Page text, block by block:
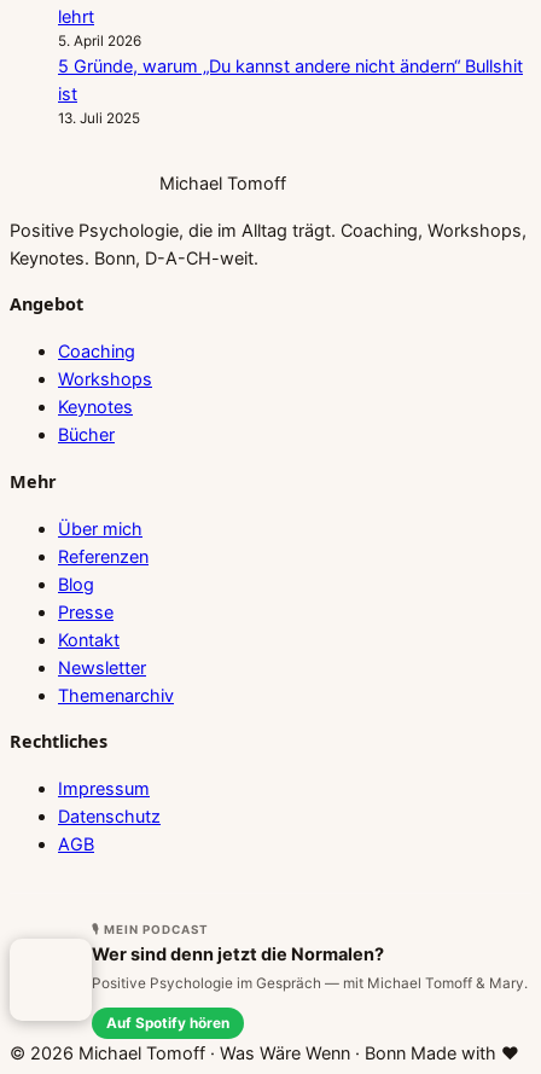
lehrt
5. April 2026
5 Gründe, warum „Du kannst andere nicht ändern“ Bullshit
ist
13. Juli 2025
Michael Tomoff
Positive Psychologie, die im Alltag trägt. Coaching, Workshops,
Keynotes. Bonn, D-A-CH-weit.
Angebot
Coaching
Workshops
Keynotes
Bücher
Mehr
Über mich
Referenzen
Blog
Presse
Kontakt
Newsletter
Themenarchiv
Rechtliches
Impressum
Datenschutz
AGB
🎙 MEIN PODCAST
Wer sind denn jetzt die Normalen?
Positive Psychologie im Gespräch — mit Michael Tomoff & Mary.
Auf Spotify hören
© 2026 Michael Tomoff · Was Wäre Wenn · Bonn Made with ♥